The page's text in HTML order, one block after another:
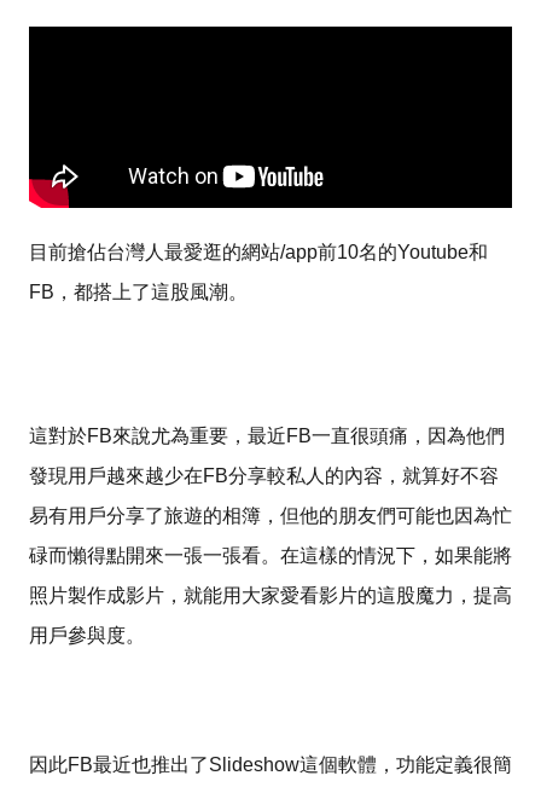
目前搶佔台灣人最愛逛的網站/app前10名的Youtube和
FB，都搭上了這股風潮。
這對於FB來說尤為重要，最近FB一直很頭痛，因為他們
發現用戶越來越少在FB分享較私人的內容，就算好不容
易有用戶分享了旅遊的相簿，但他的朋友們可能也因為忙
碌而懶得點開來一張一張看。在這樣的情況下，如果能將
照片製作成影片，就能用大家愛看影片的這股魔力，提高
用戶參與度。
因此FB最近也推出了Slideshow這個軟體，功能定義很簡